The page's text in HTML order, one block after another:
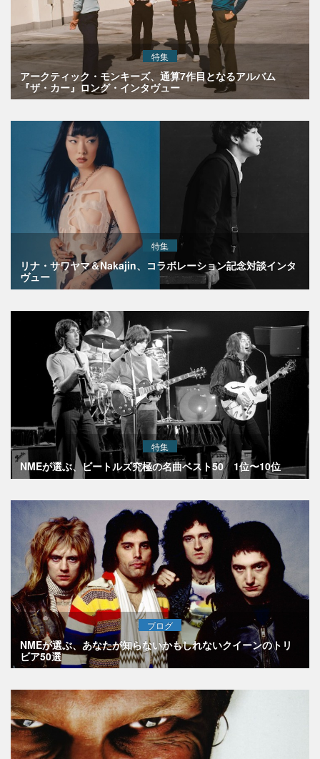
特集
アークティック・モンキーズ、通算7作目となるアルバム
『ザ・カー』ロング・インタヴュー
特集
リナ・サワヤマ＆Nakajin、コラボレーション記念対談インタ
ヴュー
特集
NMEが選ぶ、ビートルズ究極の名曲ベスト50 1位〜10位
ブログ
NMEが選ぶ、あなたが知らないかもしれないクイーンのトリ
ビア50選